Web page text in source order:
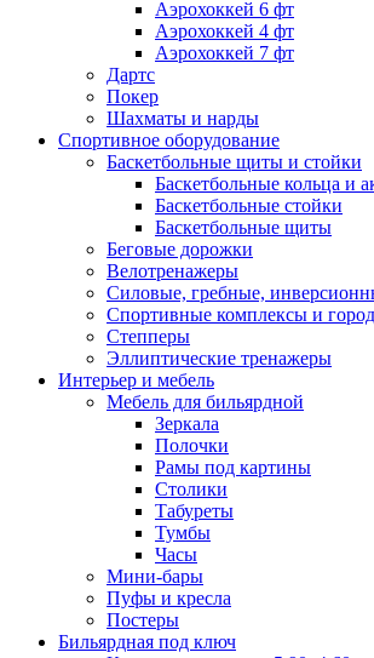
Аэрохоккей 6 фт
Аэрохоккей 4 фт
Аэрохоккей 7 фт
Дартс
Покер
Шахматы и нарды
Спортивное оборудование
Баскетбольные щиты и стойки
Баскетбольные кольца и
Баскетбольные стойки
Баскетбольные щиты
Беговые дорожки
Велотренажеры
Силовые, гребные,
Спортивные комплексы и
Степперы
Эллиптические тренажеры
Интерьер и мебель
Мебель для бильярдной
Зеркала
Полочки
Рамы под картины
Столики
Табуреты
Тумбы
Часы
Мини-бары
Пуфы и кресла
Постеры
Бильярдная под ключ